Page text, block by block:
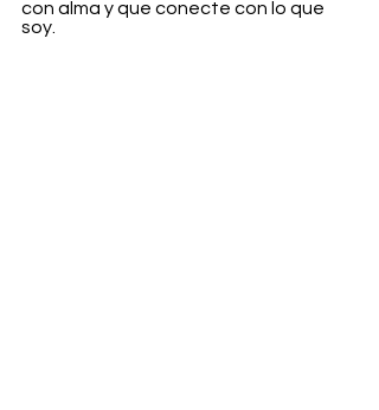
con alma y que conecte con lo que
soy.